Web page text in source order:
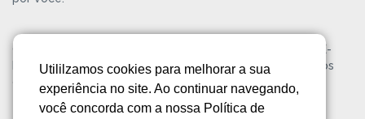
Utililzamos cookies para melhorar a sua
experiência no site. Ao continuar navegando,
você concorda com a nossa Política de
CLARUS® Technology é uma marca registrada da KELPIE-
BR® Gestão Empresarial Ltda. Copyright ©2026. Todos os
direitos reservados.
Política de Privacidade